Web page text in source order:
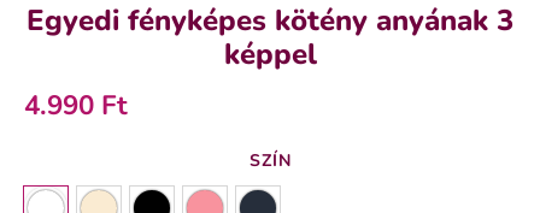
Egyedi fényképes kötény anyának 3
képpel
4.990 Ft
SZÍN